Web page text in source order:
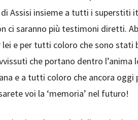
Assisi insieme a tutti i superstiti
ci saranno più testimoni diretti.
e per tutti coloro che sono stati
che portano dentro
e a tutti coloro che ancora
voi la ‘memoria’ nel futuro!